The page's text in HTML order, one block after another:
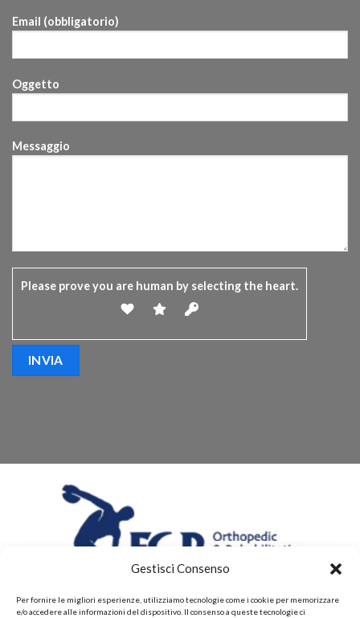
Gestisci Consenso
Per fornire le migliori esperienze, utilizziamo tecnologie come i cookie per memorizzare
e/o accedere alle informazioni del dispositivo. Il consenso a queste tecnologie ci
Email (obbligatorio)
Oggetto
Messaggio
Please prove you are human by selecting the heart.